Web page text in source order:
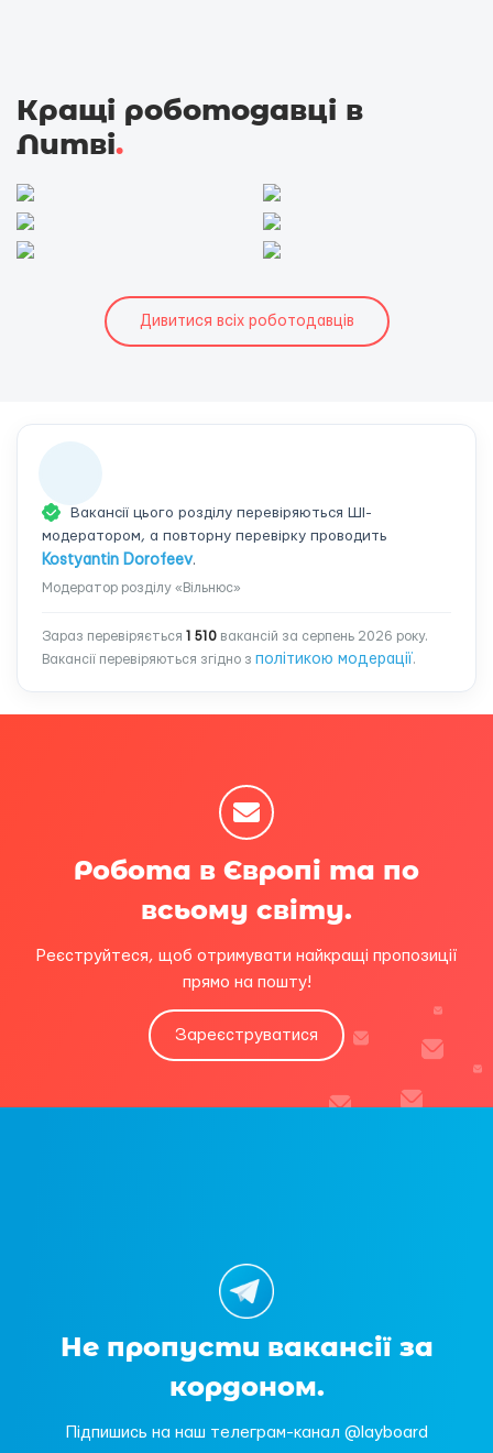
Кращі роботодавці в
Литві.
Дивитися всіх роботодавців
Вакансії цього розділу перевіряються ШІ-
модератором, а повторну перевірку проводить
Kostyantin Dorofeev.
Модератор розділу «Вільнюс»
Зараз перевіряється 1 510 вакансій за серпень 2026 року.
Вакансії перевіряються згідно з політикою модерації.
Робота в Європі та по
всьому світу.
Реєструйтеся, щоб отримувати найкращі пропозиції
прямо на пошту!
Зареєструватися
Не пропусти вакансії за
кордоном.
Підпишись на наш телеграм-канал @layboard